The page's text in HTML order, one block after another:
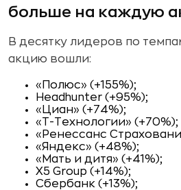
больше на каждую
В десятку лидеров по
акцию вошли:
«Полюс» (+155%);
Headhunter (+95%);
«Циан» (+74%);
«Т-Технологии» (+70%);
«Ренессанс
«Яндекс» (+48%);
«Мать и дитя» (+41%);
X5 Group (+14%);
Сбербанк (+13%);